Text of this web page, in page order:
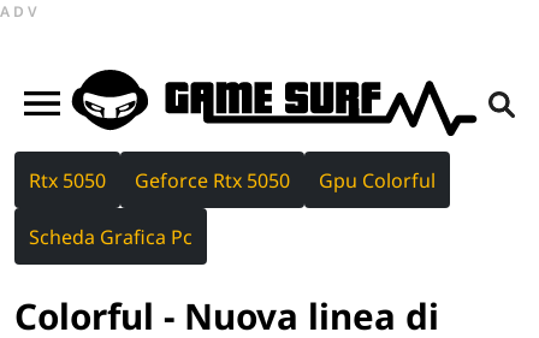
ADV
Rtx 5050 Geforce Rtx 5050 Gpu Colorful
Scheda Grafica Pc
Colorful - Nuova linea di